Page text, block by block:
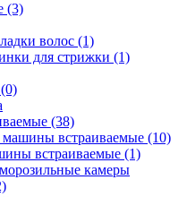
(3)
волос (1)
для стрижки (1)
(38)
встраиваемые (10)
встраиваемые (1)
камеры